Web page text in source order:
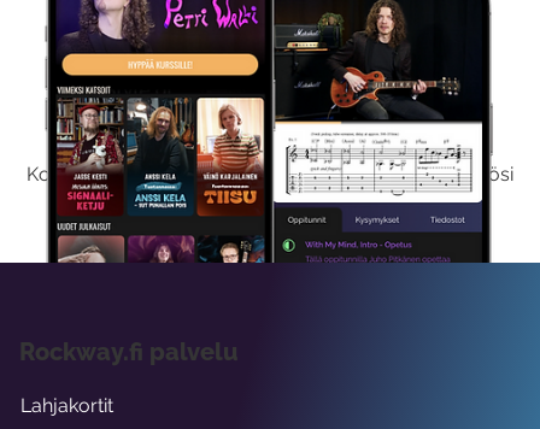
Kokeile Ilmaiseksi
Kokeilemalla ilmaiseksi saat koko sisältömme käyttöösi
viikon ajaksi.
Rockway.fi palvelu
Lahjakortit